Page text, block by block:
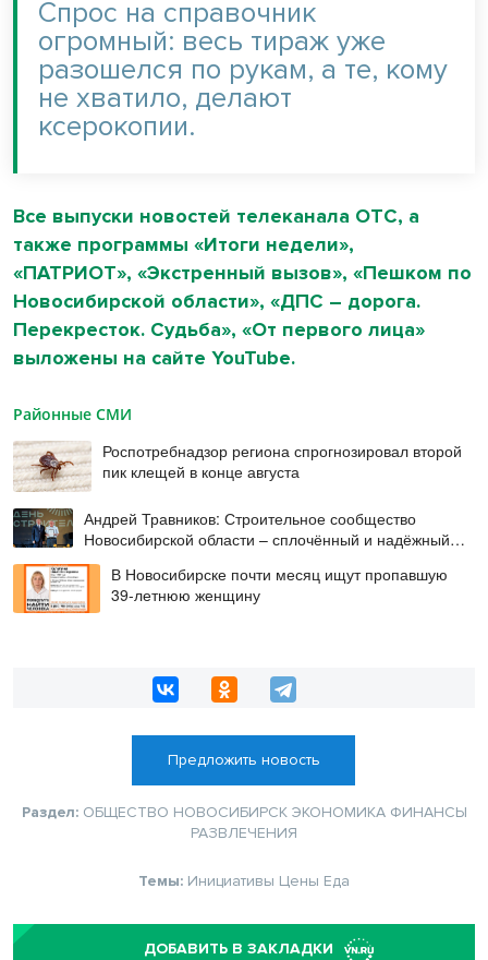
Спрос на справочник
огромный: весь тираж уже
разошелся по рукам, а те, кому
не хватило, делают
ксерокопии.
Все выпуски новостей телеканала ОТС, а
также программы «Итоги недели»,
«ПАТРИОТ», «Экстренный вызов», «Пешком по
Новосибирской области», «ДПС – дорога.
Перекресток. Судьба», «От первого лица»
выложены на сайте YouTube.
Районные СМИ
Роспотребнадзор региона спрогнозировал второй
пик клещей в конце августа
Андрей Травников: Строительное сообщество
Новосибирской области – сплочённый и надёжный
коллектив
В Новосибирске почти месяц ищут пропавшую
39-летнюю женщину
Предложить новость
Раздел: ОБЩЕСТВО НОВОСИБИРСК ЭКОНОМИКА ФИНАНСЫ
РАЗВЛЕЧЕНИЯ
Темы: Инициативы Цены Еда
ДОБАВИТЬ В ЗАКЛАДКИ